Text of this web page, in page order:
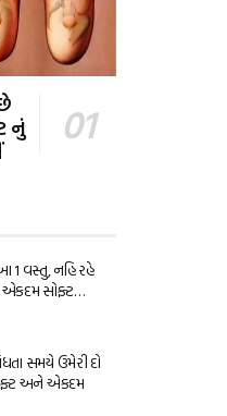
નું
1 વસ્તુ, નહિ રહે
સોફ્ટ…
સમયે ઉમેરી દો
અને એકદમ